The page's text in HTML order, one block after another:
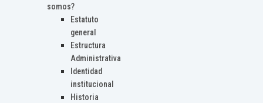
somos?
Estatuto
general
Estructura
Administrativa
Identidad
institucional
Historia